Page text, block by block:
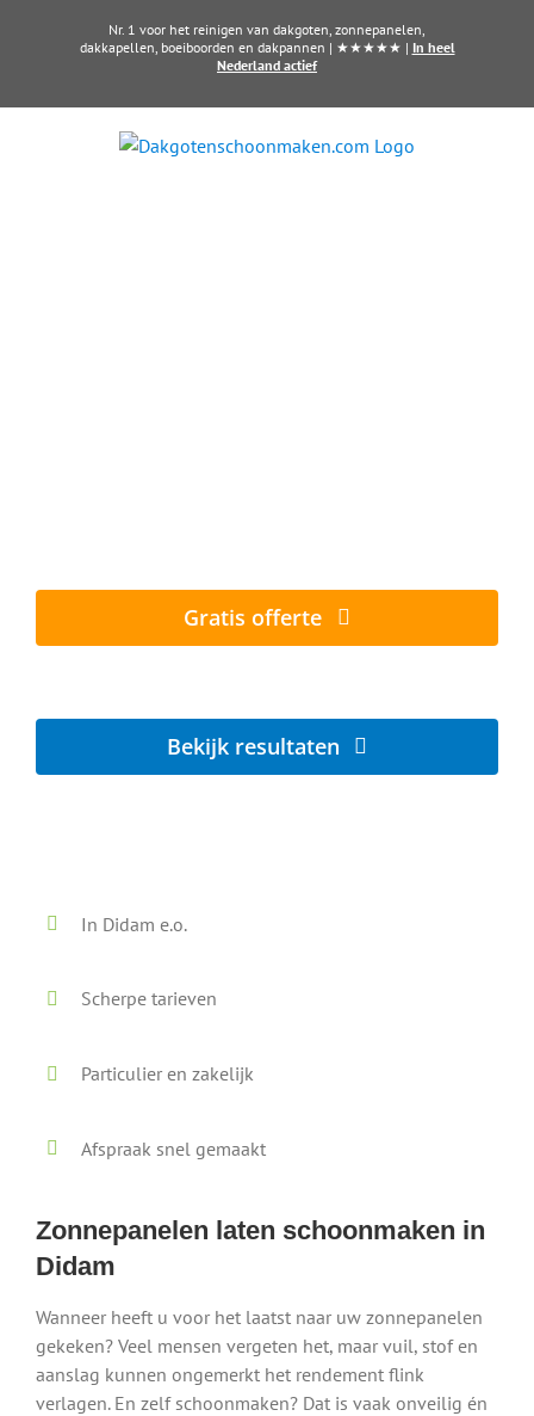
Nr. 1 voor het reinigen van dakgoten, zonnepanelen,
dakkapellen, boeiboorden en dakpannen | ★★★★★ | In heel
Nederland actief
Gratis offerte
Bekijk resultaten
In Didam e.o.
Scherpe tarieven
Particulier en zakelijk
Afspraak snel gemaakt
Zonnepanelen laten schoonmaken in
Didam
Wanneer heeft u voor het laatst naar uw zonnepanelen
gekeken? Veel mensen vergeten het, maar vuil, stof en
aanslag kunnen ongemerkt het rendement flink
verlagen. En zelf schoonmaken? Dat is vaak onveilig én